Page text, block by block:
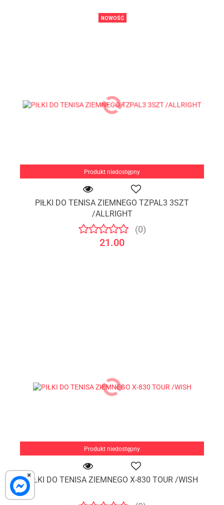
×
NOWOŚĆ
Produkt niedostępny
PIŁKI DO TENISA ZIEMNEGO TZPAL3 3SZT
/ALLRIGHT
(0)
21.00
Produkt niedostępny
PIŁKI DO TENISA ZIEMNEGO X-830 TOUR /WISH